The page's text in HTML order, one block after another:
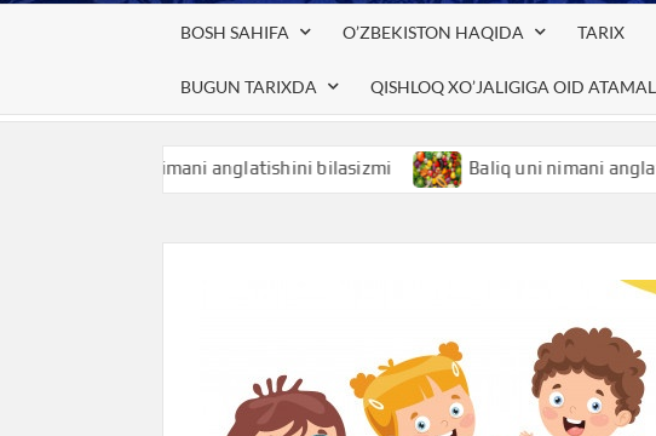
BOSH SAHIFA O’ZBEKISTON HAQIDA TARIX
BUGUN TARIXDA QISHLOQ XO’JALIGIGA OID
nimani anglatishini bilasizmi Baliq uni nimani anglatishini